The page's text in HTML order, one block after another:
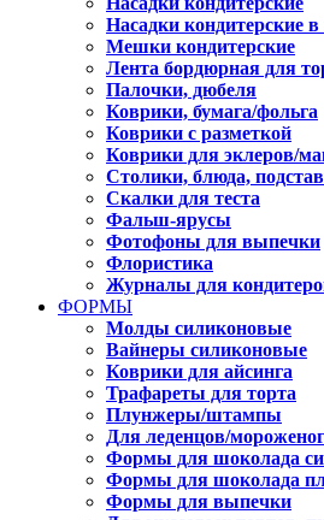
Насадки кондитерские в
Мешки кондитерские
Лента бордюрная для
Палочки, дюбеля
Коврики, бумага/фольга
Коврики с разметкой
Коврики для эклеров/
Столики, блюда,
Скалки для теста
Фальш-ярусы
Фотофоны для выпечки
Флористика
Журналы для
ФОРМЫ
Молды силиконовые
Вайнеры силиконовые
Коврики для айсинга
Трафареты для торта
Плунжеры/штампы
Для леденцов/
Формы для шоколада
Формы для шоколада
Формы для выпечки